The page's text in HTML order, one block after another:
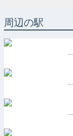
周辺の駅